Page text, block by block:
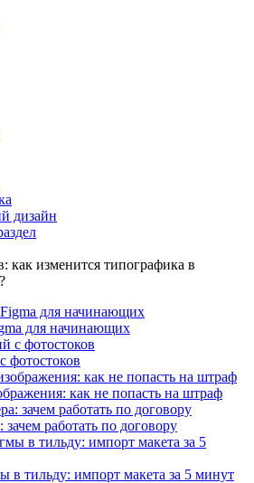
дизайн
как изменится типографика в
для начинающих
фотостоков
как не попасть на штраф
работать по договору
в тильду: импорт макета за 5 минут